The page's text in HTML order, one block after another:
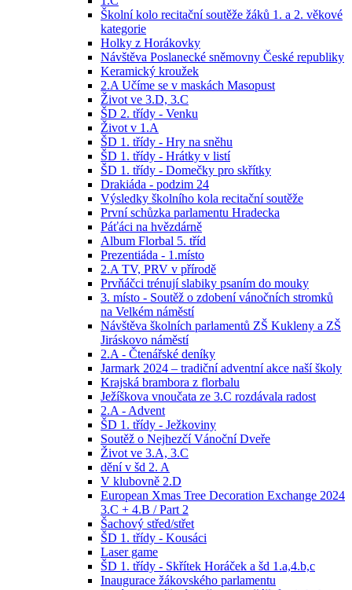
Školní kolo recitační soutěže žáků 1. a 2. věkové
kategorie
Holky z Horákovky
Návštěva Poslanecké sněmovny České republiky
Keramický kroužek
2.A Učíme se v maskách Masopust
Život ve 3.D, 3.C
ŠD 2. třídy - Venku
Život v 1.A
ŠD 1. třídy - Hry na sněhu
ŠD 1. třídy - Hrátky v listí
ŠD 1. třídy - Domečky pro skřítky
Drakiáda - podzim 24
Výsledky školního kola recitační soutěže
První schůzka parlamentu Hradecka
Páťáci na hvězdárně
Album Florbal 5. tříd
Prezentiáda - 1.místo
2.A TV, PRV v přírodě
Prvňáčci trénují slabiky psaním do mouky
3. místo - Soutěž o zdobení vánočních stromků
na Velkém náměstí
Návštěva školních parlamentů ZŠ Kukleny a ZŠ
Jiráskovo náměstí
2.A - Čtenářské deníky
Jarmark 2024 – tradiční adventní akce naší školy
Krajská brambora z florbalu
Ježíškova vnoučata ze 3.C rozdávala radost
2.A - Advent
ŠD 1. třídy - Ježkoviny
Soutěž o Nejhezčí Vánoční Dveře
Život ve 3.A, 3.C
dění v šd 2. A
V klubovně 2.D
European Xmas Tree Decoration Exchange 2024
3.C + 4.B / Part 2
Šachový střed/střet
ŠD 1. třídy - Kousáci
Laser game
ŠD 1. třídy - Skřítek Horáček a šd 1.a,4.b,c
Inaugurace žákovského parlamentu